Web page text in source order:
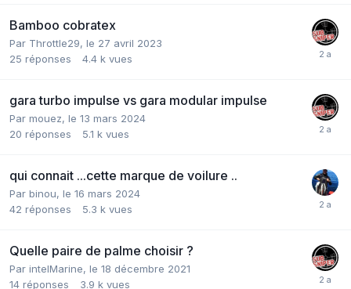
Bamboo cobratex
Par Throttle29, le 27 avril 2023
25 réponses 4.4 k vues
gara turbo impulse vs gara modular impulse
Par mouez, le 13 mars 2024
20 réponses 5.1 k vues
qui connait ...cette marque de voilure ..
Par binou, le 16 mars 2024
42 réponses 5.3 k vues
Quelle paire de palme choisir ?
Par intelMarine, le 18 décembre 2021
14 réponses 3.9 k vues